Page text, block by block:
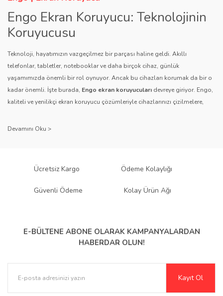
Bu ürüne benzer farklı alternatifler olmalı.
Gönder
Engo Ekran Koruyucu: Teknolojinin
Koruyucusu
Teknoloji, hayatımızın vazgeçilmez bir parçası haline geldi. Akıllı
telefonlar, tabletler, notebooklar ve daha birçok cihaz, günlük
yaşamımızda önemli bir rol oynuyor. Ancak bu cihazları korumak da bir o
kadar önemli. İşte burada, Engo ekran koruyucuları devreye giriyor. Engo,
kaliteli ve yenilikçi ekran koruyucu çözümleriyle cihazlarınızı çizilmelere,
sağlıyor.
Engo ekran koruyucuları
, uzun yıllara dayanan tecrübesi ve teknolojiye
ürününü titiz bir kalite kontrol sürecinden geçirir. Kullanıcı dostu tasarımı
Çeşitlilik ve Uyum: Engo Ekran
Koruyucuları
yelpazesi sunar.Parlak Nano ekran koruyucular Mat ekran koruyucular
Hayalet (Anti-Spy),Paperlike,Şeffaf TPUveMat TPUgibi çeşitli türlerle
Ücretsiz Kargo Ödeme Kolaylığı
Güvenli Ödeme Kolay Ürün Ağı
E-BÜLTENE ABONE OLARAK KAMPANYALARDAN
HABERDAR OLUN!
Kayıt Ol